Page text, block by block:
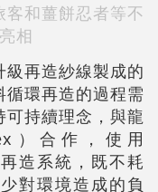
和薑餅忍者等不
相
再造紗線製成的
環再造的過程需
持續理念，與龍
）合作，使用
造系統，既不耗
對環境造成的負